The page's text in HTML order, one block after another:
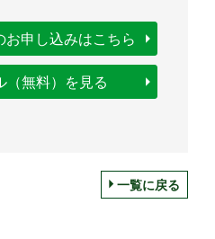
申し込みはこちら
（無料）を見る
一覧に戻る